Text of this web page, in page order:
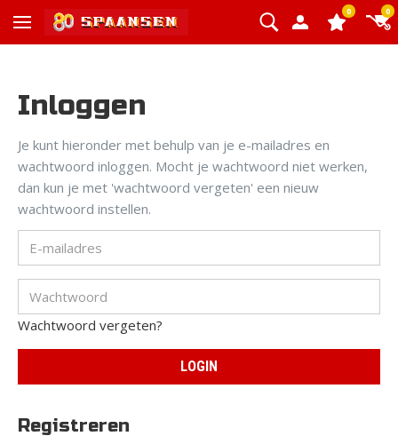
0 0
Inloggen
Je kunt hieronder met behulp van je e-mailadres en
wachtwoord inloggen. Mocht je wachtwoord niet werken,
dan kun je met 'wachtwoord vergeten' een nieuw
wachtwoord instellen.
Wachtwoord vergeten?
Registreren